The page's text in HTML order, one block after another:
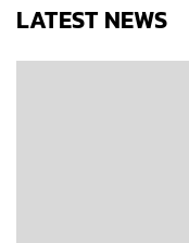
LATEST NEWS